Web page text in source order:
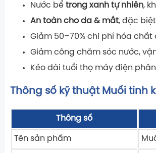
Nước bể trong xanh tự nhiên,
An toàn cho da & mắt, đặc
Giảm 50–70% chi phí hóa chất
Giảm công chăm sóc nước,
Kéo dài tuổi thọ máy điện
Thông số kỹ thuật Muối tinh
Thông số
Tên sản phẩm